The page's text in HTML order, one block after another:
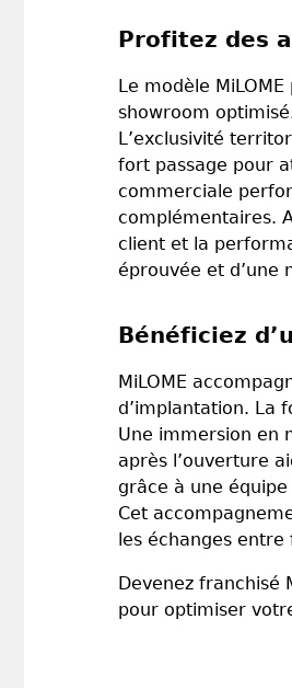
Profitez des
Le modèle
showroom
L’exclusivité
fort passage pour
commerciale
complémentaires.
client et la
éprouvée et d’une
Bénéficiez
MiLOME
d’implantation. La
Une immersion en
après l’ouverture
grâce à une
Cet
les échanges
Devenez franchisé
pour optimiser